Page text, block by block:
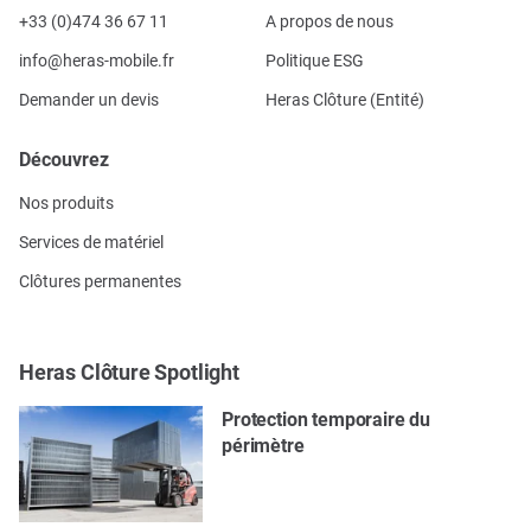
+33 (0)474 36 67 11
info@heras-mobile.fr
Demander un devis
A propos de nous
Politique ESG
Heras Clôture (Entité)
Découvrez
Nos produits
Services de matériel
Clôtures permanentes
Heras Clôture Spotlight
Protection temporaire du
périmètre